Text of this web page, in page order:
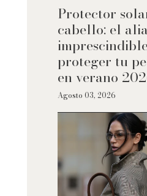
Protector
cabello: el
proteger tu
en verano
Agosto 03, 2026